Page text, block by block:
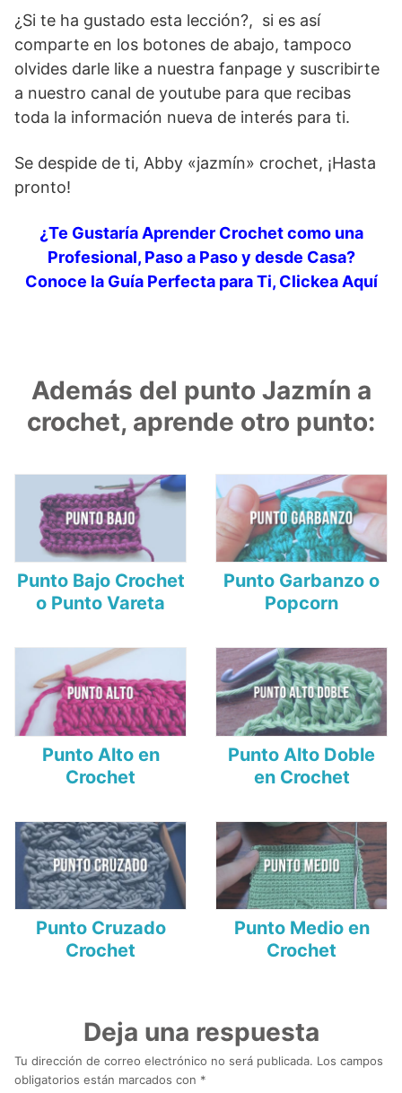
¿Si te ha gustado esta lección?, si es así
comparte en los botones de abajo, tampoco
olvides darle like a nuestra fanpage y suscribirte
a nuestro canal de youtube para que recibas
toda la información nueva de interés para ti.
Se despide de ti, Abby «jazmín» crochet, ¡Hasta
pronto!
¿Te Gustaría Aprender Crochet como una
Profesional, Paso a Paso y desde Casa?
Conoce la Guía Perfecta para Ti, Clickea Aquí
Además del punto Jazmín a
crochet, aprende otro punto:
Punto Bajo Crochet
o Punto Vareta
Punto Garbanzo o
Popcorn
Punto Alto en
Crochet
Punto Alto Doble
en Crochet
Punto Cruzado
Crochet
Punto Medio en
Crochet
Deja una respuesta
Tu dirección de correo electrónico no será publicada. Los campos
obligatorios están marcados con *